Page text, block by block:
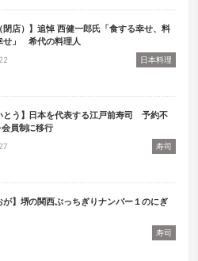
閉店）】追悼 西健一郎氏「食する幸せ、料
せ」 希代の料理人
日本料理
とう】日本を代表する江戸前寿司 予約不
員制に移行
寿司
が】堺の関西ぶっちぎりナンバー１のにぎ
寿司